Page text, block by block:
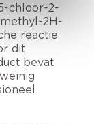
chloor-2-
2H-
reactie
dit
bevat